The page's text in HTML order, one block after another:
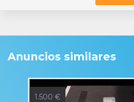
Anuncios similares
1.500 €